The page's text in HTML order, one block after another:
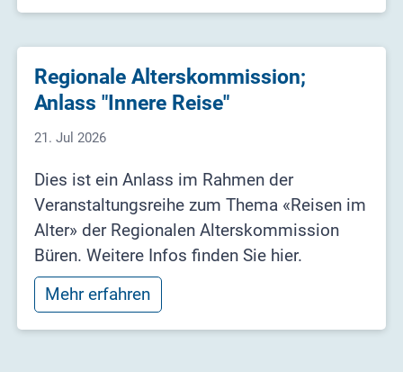
Regionale Alterskommission;
Anlass "Innere Reise"
21. Jul 2026
Dies ist ein Anlass im Rahmen der
Veranstaltungsreihe zum Thema «Reisen im
Alter» der Regionalen Alterskommission
Büren. Weitere Infos finden Sie hier.
Mehr erfahren